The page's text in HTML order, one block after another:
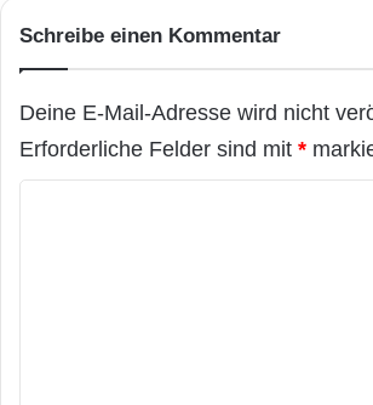
Schreibe einen Kommentar
Deine E-Mail-Adresse wird nicht
Erforderliche Felder sind mit *